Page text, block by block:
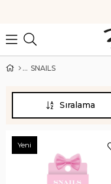
SNAILS
Sıralama
Yeni